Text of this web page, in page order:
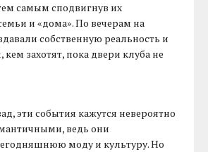
самым сподвигнув их
и «дома». По вечерам на
собственную реальность и
захотят, пока двери клуба не
эти события кажутся невероятно
ведь они
моду и культуру. Но